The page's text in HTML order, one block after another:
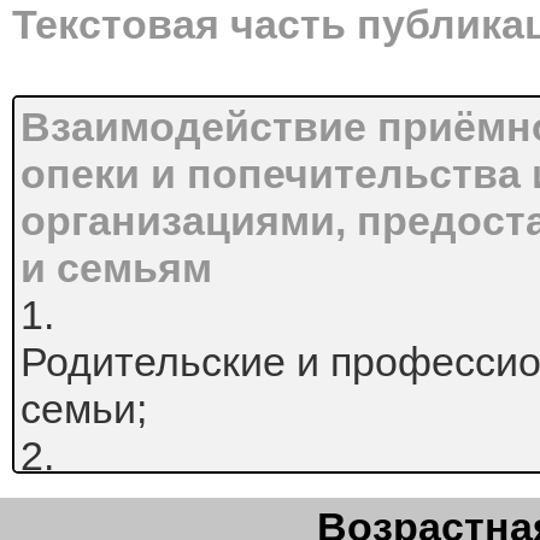
Текстовая часть
Взаимодействие
опеки и
организациями,
и семьям
1.
Родительские и
семьи;
2.
Взаимодействие